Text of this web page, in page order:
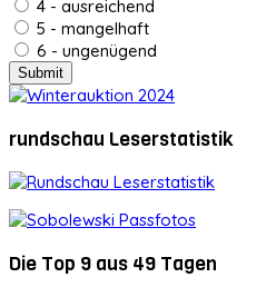
4 - ausreichend
5 - mangelhaft
6 - ungenügend
rundschau Leserstatistik
Die Top 9 aus 49 Tagen